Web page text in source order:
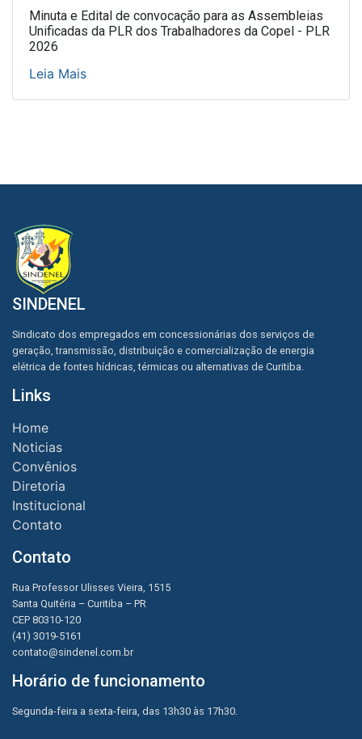
Minuta e Edital de convocação para as Assembleias
Unificadas da PLR dos Trabalhadores da Copel - PLR
2026
Leia Mais
SINDENEL
Sindicato dos empregados em concessionárias dos serviços de
geração, transmissão, distribuição e comercialização de energia
elétrica de fontes hídricas, térmicas ou alternativas de Curitiba.
Links
Home
Noticias
Convênios
Diretoria
Institucional
Contato
Contato
Rua Professor Ulisses Vieira, 1515
Santa Quitéria – Curitiba – PR
CEP 80310-120
(41) 3019-5161
contato@sindenel.com.br
Horário de funcionamento
Segunda-feira a sexta-feira, das 13h30 às 17h30.